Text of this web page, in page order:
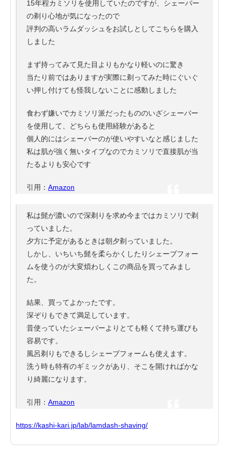
15年程カミソリを使用していたのですが、シェーバー
の剃り心地が気になったので
評判の高いラムダッシュをお試しとしてこちらを購入
しました
まず持ってみて見た目よりもかなり軽いのに驚き
当たり前ではありますが実際に剃ってみた時にぐいぐ
い押し付けても怪我しないことに感動しました
食わず嫌いでカミソリ派だったもののいざシェーバー
を使用して、どちらも使用経験があると
個人的にはシェーバーのが使いやすいなと感じました
私は肌が強く無いタイプなのでカミソリで直接肌が当
たるよりも安心です
引用： Amazon
私は髭が濃いので深剃りを求め今まではカミソリで剃
っていました。
夕方に予定があるときは朝夕剃っていました。
しかし、いちいち髭を柔らかくしたりシェーブフォー
ムを使うのが大変煩わしくこの商品を買ってみまし
た。
結果、買ってよかったです。
深ぞりもできて満足しています。
昔使っていたシェーバーよりとても軽くて持ち運びも
容易です。
風呂剃りもできるしシェーブフォームも使えます。
洗う時も特有のギミックがあり、そこを開ければかな
り綺麗になります。
引用： Amazon
https://kashi-kari.jp/lab/lamdash-shaving/